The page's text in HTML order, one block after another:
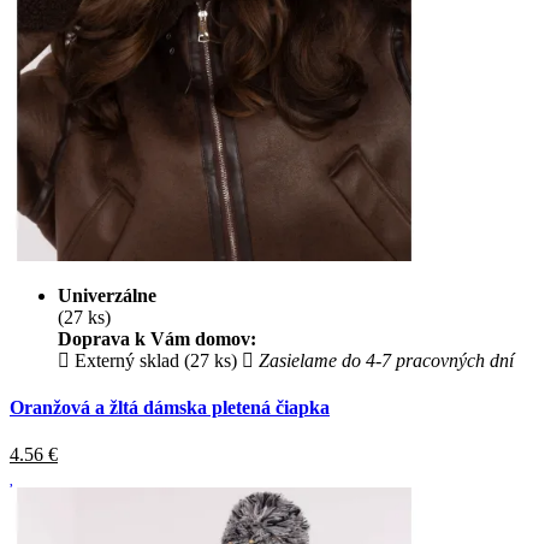
Univerzálne
(27 ks)
Doprava k Vám domov:
Externý sklad (27 ks)
Zasielame do 4-7 pracovných dní
Oranžová a žltá dámska pletená čiapka
4.56 €